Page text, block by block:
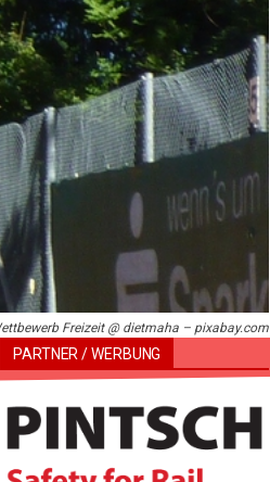
Freizeit @ dietmaha – pixabay.com
PARTNER / WERBUNG